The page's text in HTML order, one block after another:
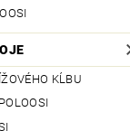
KĹBU